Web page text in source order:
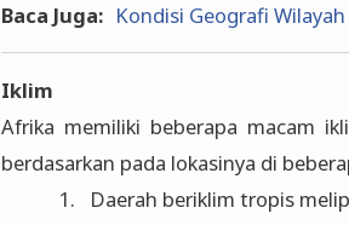
Baca Juga: Kondisi Geografi
Iklim
Afrika memiliki beberapa macam
berdasarkan pada lokasinya di
1.
Daerah beriklim tropis